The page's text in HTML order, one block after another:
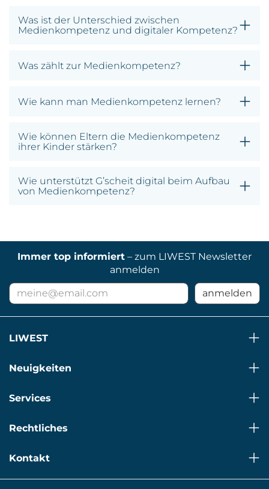
Was ist der Unterschied zwischen
Medienkompetenz und digitaler Kompetenz?
Was zählt zur Medienkompetenz?
Wie kann man Medienkompetenz lernen?
Wie können Eltern die Medienkompetenz
ihrer Kinder stärken?
Wie unterstützt G’scheit digital beim Aufbau
von Medienkompetenz?
Immer top informiert – zum LIWEST Newsletter
anmelden
Mail
Adresse
anmelden
LIWEST
Neuigkeiten
Services
Rechtliches
Kontakt